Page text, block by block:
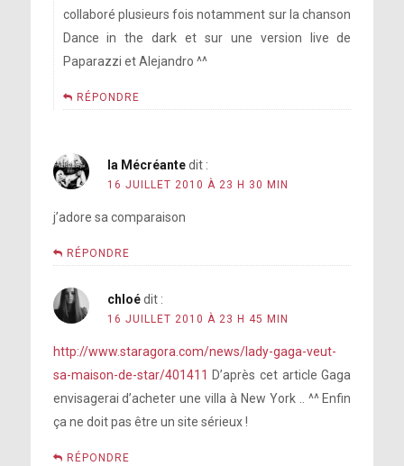
collaboré plusieurs fois notamment sur la chanson
Dance in the dark et sur une version live de
Paparazzi et Alejandro ^^
RÉPONDRE
la Mécréante dit :
16 JUILLET 2010 À 23 H 30 MIN
j’adore sa comparaison
RÉPONDRE
chloé dit :
16 JUILLET 2010 À 23 H 45 MIN
http://www.staragora.com/news/lady-gaga-veut-
sa-maison-de-star/401411 D’après cet article Gaga
envisagerai d’acheter une villa à New York .. ^^ Enfin
ça ne doit pas être un site sérieux !
RÉPONDRE